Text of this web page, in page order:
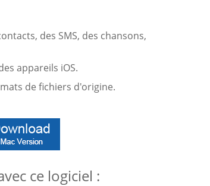
des SMS, des chansons,
appareils iOS.
de fichiers d'origine.
ce logiciel :